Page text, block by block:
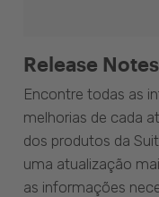
Release Notes
Encontre todas as
melhorias de cada
dos produtos da
uma atualização
as informações